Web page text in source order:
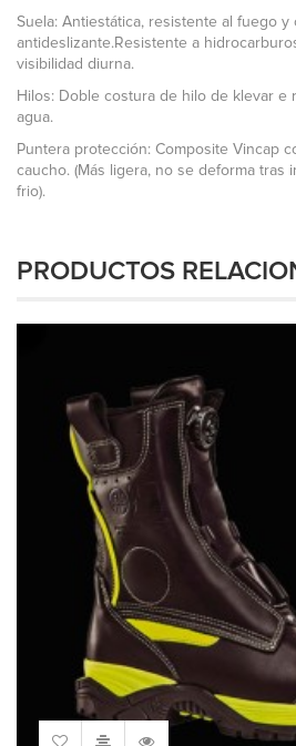
Suela: Antiestática, resistente al fuego y
antideslizante.Resistente a
visibilidad diurna.
Hilos: Doble costura de hilo de klevar e
agua.
Puntera protección: Composite Vincap
caucho. (Más ligera, no se deforma tras
frio).
PRODUCTOS